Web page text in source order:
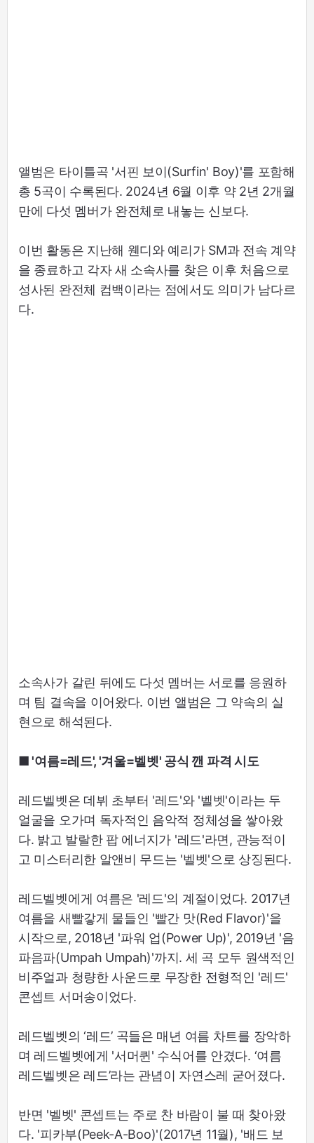
앨범은 타이틀곡 '서핀 보이(Surfin' Boy)'를 포함해
총 5곡이 수록된다. 2024년 6월 이후 약 2년 2개월
만에 다섯 멤버가 완전체로 내놓는 신보다.
이번 활동은 지난해 웬디와 예리가 SM과 전속 계약
을 종료하고 각자 새 소속사를 찾은 이후 처음으로
성사된 완전체 컴백이라는 점에서도 의미가 남다르
다.
소속사가 갈린 뒤에도 다섯 멤버는 서로를 응원하
며 팀 결속을 이어왔다. 이번 앨범은 그 약속의 실
현으로 해석된다.
■ '여름=레드', '겨울=벨벳' 공식 깬 파격 시도
레드벨벳은 데뷔 초부터 '레드'와 '벨벳'이라는 두
얼굴을 오가며 독자적인 음악적 정체성을 쌓아왔
다. 밝고 발랄한 팝 에너지가 '레드'라면, 관능적이
고 미스터리한 알앤비 무드는 '벨벳'으로 상징된다.
레드벨벳에게 여름은 '레드'의 계절이었다. 2017년
여름을 새빨갛게 물들인 '빨간 맛(Red Flavor)'을
시작으로, 2018년 '파워 업(Power Up)', 2019년 '음
파음파(Umpah Umpah)'까지. 세 곡 모두 원색적인
비주얼과 청량한 사운드로 무장한 전형적인 '레드'
콘셉트 서머송이었다.
레드벨벳의 ‘레드’ 곡들은 매년 여름 차트를 장악하
며 레드벨벳에게 '서머퀸' 수식어를 안겼다. ‘여름
레드벨벳은 레드’라는 관념이 자연스레 굳어졌다.
반면 '벨벳' 콘셉트는 주로 찬 바람이 불 때 찾아왔
다. '피카부(Peek-A-Boo)'(2017년 11월), '배드 보